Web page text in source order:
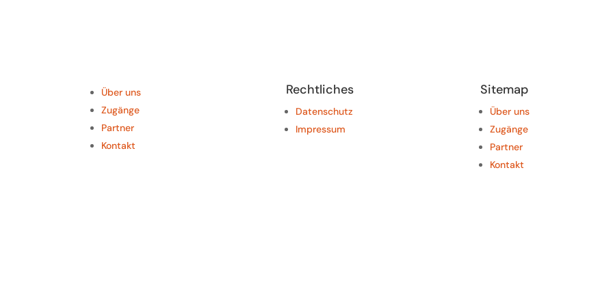
Über uns
Zugänge
Partner
Kontakt
Rechtliches
Datenschutz
Impressum
Sitemap
Über uns
Zugänge
Partner
Kontakt